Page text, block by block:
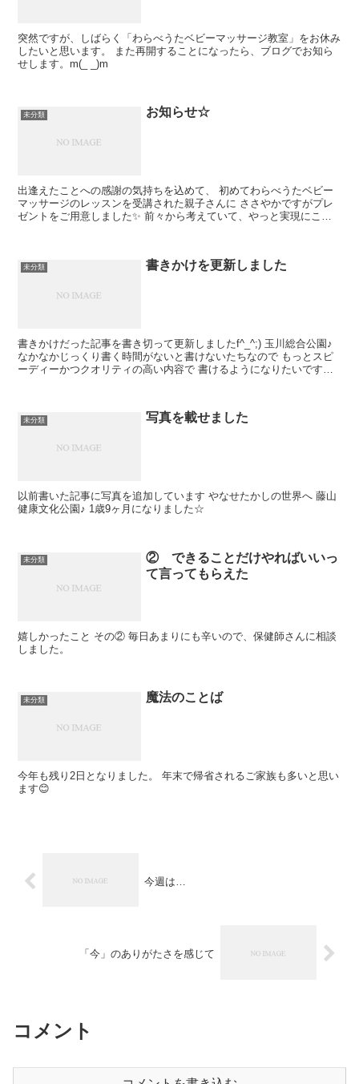
突然ですが、しばらく「わらべうたベビーマッサージ教室」をお休み
したいと思います。 また再開することになったら、ブログでお知ら
せします。m(_ _)m
未分類 お知らせ☆
出逢えたことへの感謝の気持ちを込めて、 初めてわらべうたベビー
マッサージのレッスンを受講された親子さんに ささやかですがプレ
ゼントをご用意しました✨ 前々から考えていて、やっと実現にこぎ
未分類 書きかけを更新しました
書きかけだった記事を書き切って更新しましたf^_^;) 玉川総合公園♪
なかなかじっくり書く時間がないと書けないたちなので もっとスピ
ーディーかつクオリティの高い内容で 書けるようになりたいです…
未分類 写真を載せました
以前書いた記事に写真を追加しています やなせたかしの世界へ 藤山
健康文化公園♪ 1歳9ヶ月になりました☆
未分類
② できることだけやればいいっ
て言ってもらえた
嬉しかったこと その② 毎日あまりにも辛いので、保健師さんに相談
しました。
未分類 魔法のことば
今年も残り2日となりました。 年末で帰省されるご家族も多いと思い
ます😊
今週は…
「今」のありがたさを感じて
コメント